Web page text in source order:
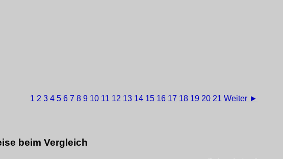
1 2 3 4 5 6 7 8 9 10 11 12 13 14 15 16 17 18 19 20 21 Weiter ►
beim Vergleich